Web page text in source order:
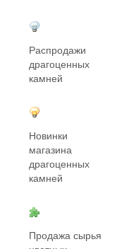
Распродажи
драгоценных
камней
Новинки
магазина
драгоценных
камней
Продажа сырья